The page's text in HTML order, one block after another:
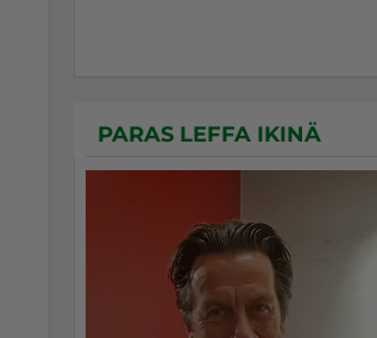
PARAS LEFFA IKINÄ